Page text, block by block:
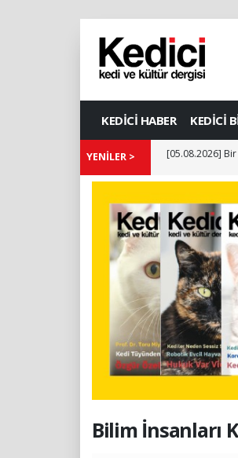
KEDİCİ HABER KEDİCİ
YENİLER > [05.08.2026]
Bilim İnsanları